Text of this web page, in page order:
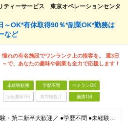
ティーサービス 東京オペレーションセンタ
～OK*有休取得90％*副業OK*勤務は
など
憧れの有名施設でワンランク上の接客を。 週3日
～で、あなたの趣味や副業も全力で応援します！
未経験歓迎 学歴不問 ベテランOK
完全週休2日 賞与複数月 面接1回
＼未経験・第二新卒大歓迎／ ●学歴不問 ●未経験OK ●ブランクOK ＼こんな方はぜひご応募ください／ ●綺麗な有名施設で、誇りを持てる仕事がしたい ●自分の趣味や副業の時間をしっかり確保したい ●